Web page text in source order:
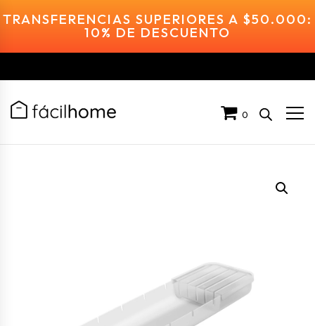
TRANSFERENCIAS SUPERIORES A $50.000:
10% DE DESCUENTO
0